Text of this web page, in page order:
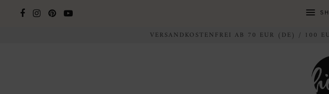
VERSANDKOSTENFREI AB 70 EUR (DE) / 100